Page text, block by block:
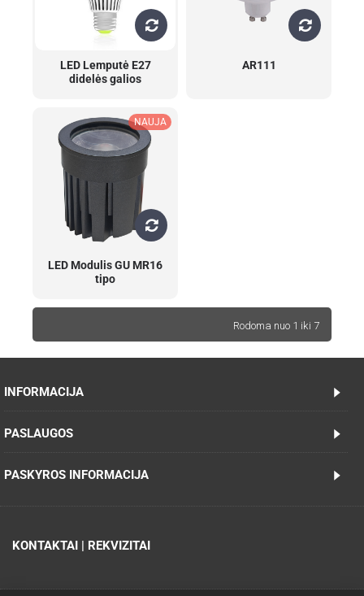
LED Lemputė E27
didelės galios
AR111
NAUJA
LED Modulis GU MR16
tipo
Rodoma nuo 1 iki 7
INFORMACIJA
PASLAUGOS
PASKYROS INFORMACIJA
KONTAKTAI | REKVIZITAI